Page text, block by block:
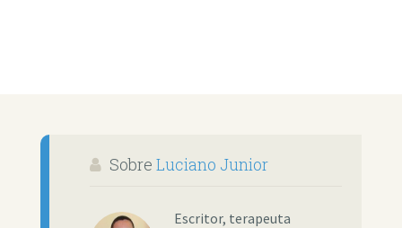
Sobre Luciano Junior
Escritor, terapeuta